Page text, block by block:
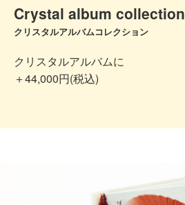
Crystal album collection
クリスタルアルバムコレクション
クリスタルアルバムに
＋44,000円(税込)